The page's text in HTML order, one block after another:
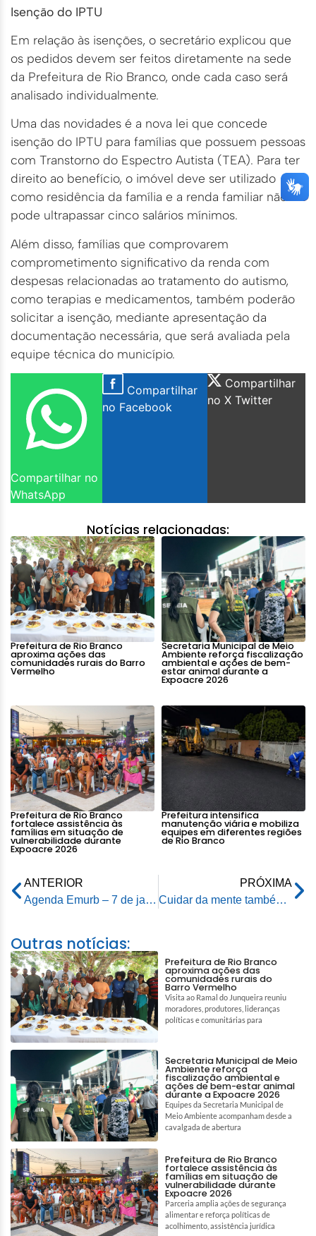
Isenção do IPTU
Em relação às isenções, o secretário explicou que
os pedidos devem ser feitos diretamente na sede
da Prefeitura de Rio Branco, onde cada caso será
analisado individualmente.
Uma das novidades é a nova lei que concede
isenção do IPTU para famílias que possuem pessoas
com Transtorno do Espectro Autista (TEA). Para ter
direito ao benefício, o imóvel deve ser utilizado
como residência da família e a renda familiar não
pode ultrapassar cinco salários mínimos.
Além disso, famílias que comprovarem
comprometimento significativo da renda com
despesas relacionadas ao tratamento do autismo,
como terapias e medicamentos, também poderão
solicitar a isenção, mediante apresentação da
documentação necessária, que será avaliada pela
equipe técnica do município.
Compartilhar no
WhatsApp
Compartilhar
no Facebook
Compartilhar
no X Twitter
Notícias relacionadas:
Prefeitura de Rio Branco
aproxima ações das
comunidades rurais do Barro
Vermelho
Secretaria Municipal de Meio
Ambiente reforça fiscalização
ambiental e ações de bem-
estar animal durante a
Expoacre 2026
Prefeitura de Rio Branco
fortalece assistência às
famílias em situação de
vulnerabilidade durante
Expoacre 2026
Prefeitura intensifica
manutenção viária e mobiliza
equipes em diferentes regiões
de Rio Branco
ANTERIOR
Agenda Emurb – 7 de janeiro de 2026
PRÓXIMA
Cuidar da mente também é prioridade: CAPS III Samaúma amplia caminhos para a saúde mental em Rio Branco
Outras notícias:
Prefeitura de Rio Branco
aproxima ações das
comunidades rurais do
Barro Vermelho
Visita ao Ramal do Junqueira reuniu
moradores, produtores, lideranças
políticas e comunitárias para
Secretaria Municipal de Meio
Ambiente reforça
fiscalização ambiental e
ações de bem-estar animal
durante a Expoacre 2026
Equipes da Secretaria Municipal de
Meio Ambiente acompanham desde a
cavalgada de abertura
Prefeitura de Rio Branco
fortalece assistência às
famílias em situação de
vulnerabilidade durante
Expoacre 2026
Parceria amplia ações de segurança
alimentar e reforça políticas de
acolhimento, assistência jurídica